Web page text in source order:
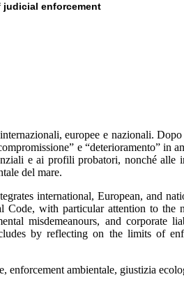
judicial enforcement
europee e nazionali.
e “deterioramento” in
e ai profili probatori, nonché alle
del mare.
international, European, and
with particular attention to the
misdemeanours, and corporate
by reflecting on the limits of
enforcement ambientale, giustizia